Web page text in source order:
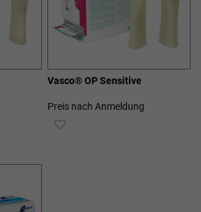
Vasco® OP Sensitive
Preis nach Anmeldung
ZUR